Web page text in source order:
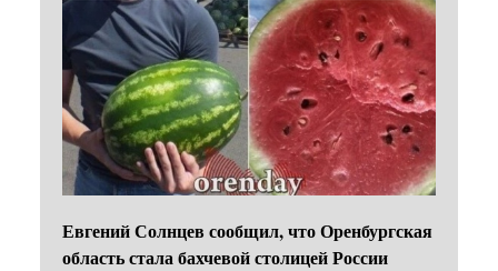
Евгений Солнцев сообщил, что Оренбургская
область стала бахчевой столицей России